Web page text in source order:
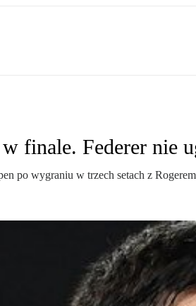
finale. Federer nie
po wygraniu w trzech setach z